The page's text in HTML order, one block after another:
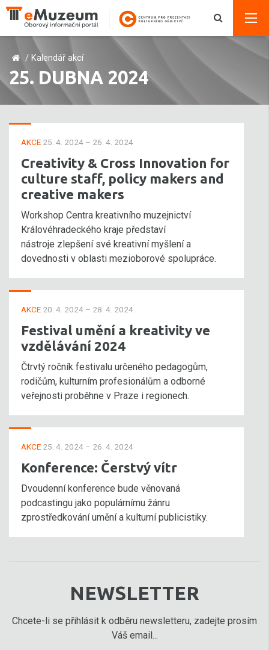
/ Kalendář akcí
25. DUBNA 2024
AKCE 25. 4. 2024 – 26. 4. 2024
Creativity & Cross Innovation for
culture staff, policy makers and
creative makers
Workshop Centra kreativního muzejnictví
Královéhradeckého kraje představí
nástroje zlepšení své kreativní myšlení a
dovednosti v oblasti mezioborové spolupráce.
AKCE 20. 4. 2024 – 28. 4. 2024
Festival umění a kreativity ve
vzdělávání 2024
Čtrvtý ročník festivalu určeného pedagogům,
rodičům, kulturním profesionálům a odborné
veřejnosti proběhne v Praze i regionech.
AKCE 25. 4. 2024 – 26. 4. 2024
Konference: Čerstvý vítr
Dvoudenní konference bude věnovaná
podcastingu jako populárnímu žánru
zprostředkování umění a kulturní publicistiky.
NEWSLETTER
Chcete-li se přihlásit k odběru newsletteru, zadejte prosím
Váš email...